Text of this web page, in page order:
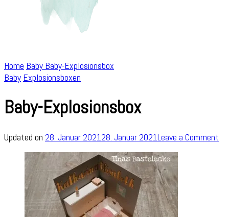
Home Baby Baby-Explosionsbox
Baby Explosionsboxen
Baby-Explosionsbox
Updated on 28. Januar 202128. Januar 2021Leave a Comment